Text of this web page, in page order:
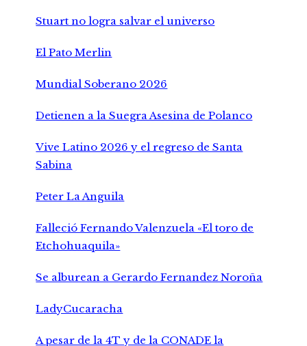
Stuart no logra salvar el universo
El Pato Merlin
Mundial Soberano 2026
Detienen a la Suegra Asesina de Polanco
Vive Latino 2026 y el regreso de Santa
Sabina
Peter La Anguila
Falleció Fernando Valenzuela «El toro de
Etchohuaquila»
Se alburean a Gerardo Fernandez Noroña
LadyCucaracha
A pesar de la 4T y de la CONADE la